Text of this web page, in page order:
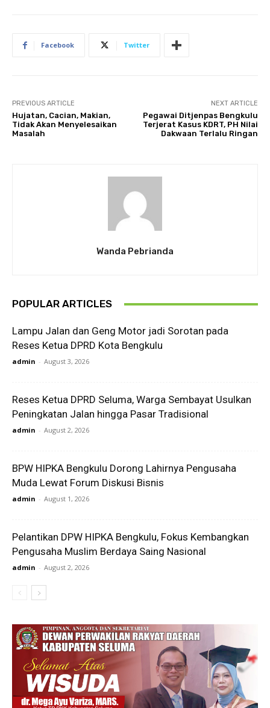
Facebook Twitter
PREVIOUS ARTICLE
Hujatan, Cacian, Makian,
Tidak Akan Menyelesaikan
Masalah
NEXT ARTICLE
Pegawai Ditjenpas Bengkulu
Terjerat Kasus KDRT, PH Nilai
Dakwaan Terlalu Ringan
Wanda Pebrianda
POPULAR ARTICLES
Lampu Jalan dan Geng Motor jadi Sorotan pada
Reses Ketua DPRD Kota Bengkulu
admin - August 3, 2026
Reses Ketua DPRD Seluma, Warga Sembayat Usulkan
Peningkatan Jalan hingga Pasar Tradisional
admin - August 2, 2026
BPW HIPKA Bengkulu Dorong Lahirnya Pengusaha
Muda Lewat Forum Diskusi Bisnis
admin - August 1, 2026
Pelantikan DPW HIPKA Bengkulu, Fokus Kembangkan
Pengusaha Muslim Berdaya Saing Nasional
admin - August 2, 2026